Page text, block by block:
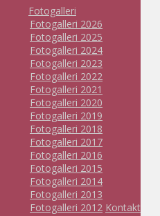
Fotogalleri
Fotogalleri 2026
Fotogalleri 2025
Fotogalleri 2024
Fotogalleri 2023
Fotogalleri 2022
Fotogalleri 2021
Fotogalleri 2020
Fotogalleri 2019
Fotogalleri 2018
Fotogalleri 2017
Fotogalleri 2016
Fotogalleri 2015
Fotogalleri 2014
Fotogalleri 2013
Fotogalleri 2012 Kontakt